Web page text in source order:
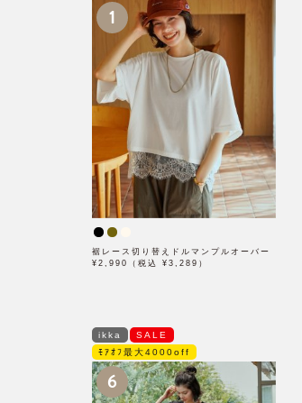
1
裾レース切り替えドルマンプルオーバー
¥2,990（税込 ¥3,289）
ikka
SALE
ﾓｱｵﾌ最大4000off
6